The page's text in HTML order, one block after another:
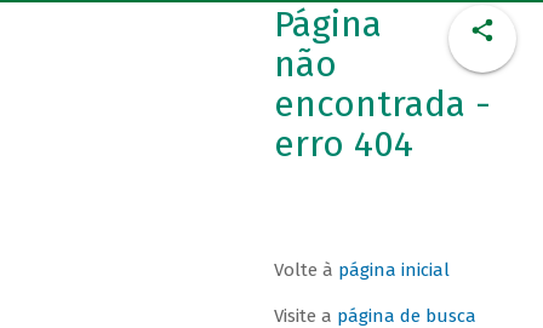
Página
não
encontrada -
erro 404
Volte à página inicial
Visite a página de busca